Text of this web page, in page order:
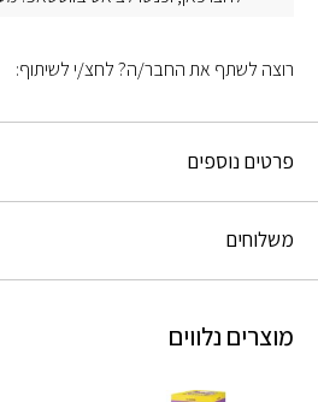
פרטים נוספים
משלוחים
מוצרים נלווים
רוצה לשתף את החבר/ה? לחצ/י לשיתוף: